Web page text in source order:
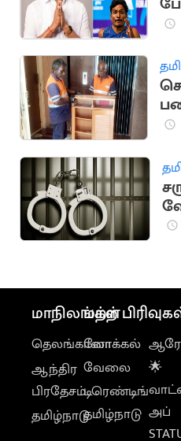
மாநிலங்கள்
தெலங்கானா
ஆந்திர
பிரதேசம்
தமிழ்நாடு
மற்ற
லோக்கல்
வேலை
டிரெண்டிங்
தமிழ்நாடு
🌟
அப்